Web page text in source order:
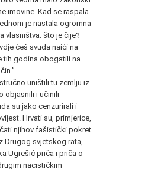
imovine. Kad se raspala
je nastala ogromna
vlasništva: što je čije?
ćeš svuda naići na
tih godina obogatili na
uništili tu zemlju iz
objasnili i učinili
su jako cenzurirali i
Hrvati su, primjerice,
njihov fašistički pokret
Drugog svjetskog rata,
Ugrešić priča i priča o
nacističkim